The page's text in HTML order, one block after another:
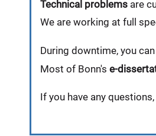
Technical problems are
We are working at full
During downtime, you
Most of Bonn's e-
If you have any